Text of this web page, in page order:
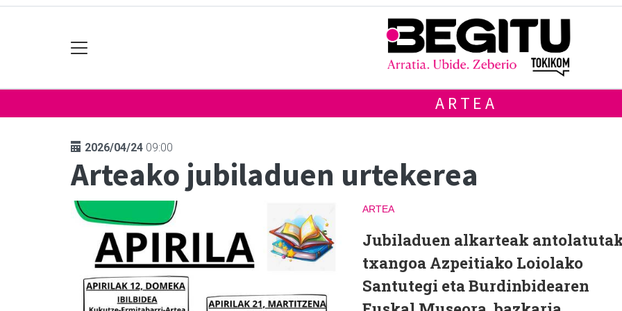
ARTEA
2026/04/24 09:00
Arteako jubiladuen urtekerea
ARTEA
Jubiladuen alkarteak
txangoa Azpeitiako Loiolako
Santutegi eta Burdinbidearen